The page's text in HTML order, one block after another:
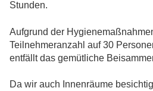
Stunden.
Aufgrund der
Teilnehmeranzahl auf 30
entfällt das gemütliche
Da wir auch Innenräume